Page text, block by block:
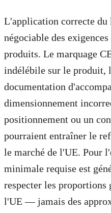
L'application correcte du
négociable des
produits. Le marquage
indélébile sur le produit,
documentation
dimensionnement
positionnement ou un
pourraient entraîner le
le marché de l'UE. Pour
minimale requise est
respecter les proportions
l'UE — jamais des